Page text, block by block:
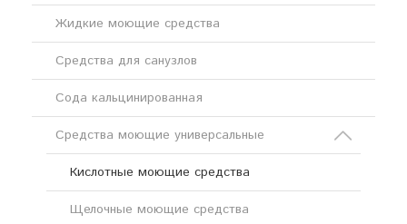
Жидкие моющие средства
Средства для санузлов
Сода кальцинированная
Средства моющие универсальные
Кислотные моющие средства
Щелочные моющие средства